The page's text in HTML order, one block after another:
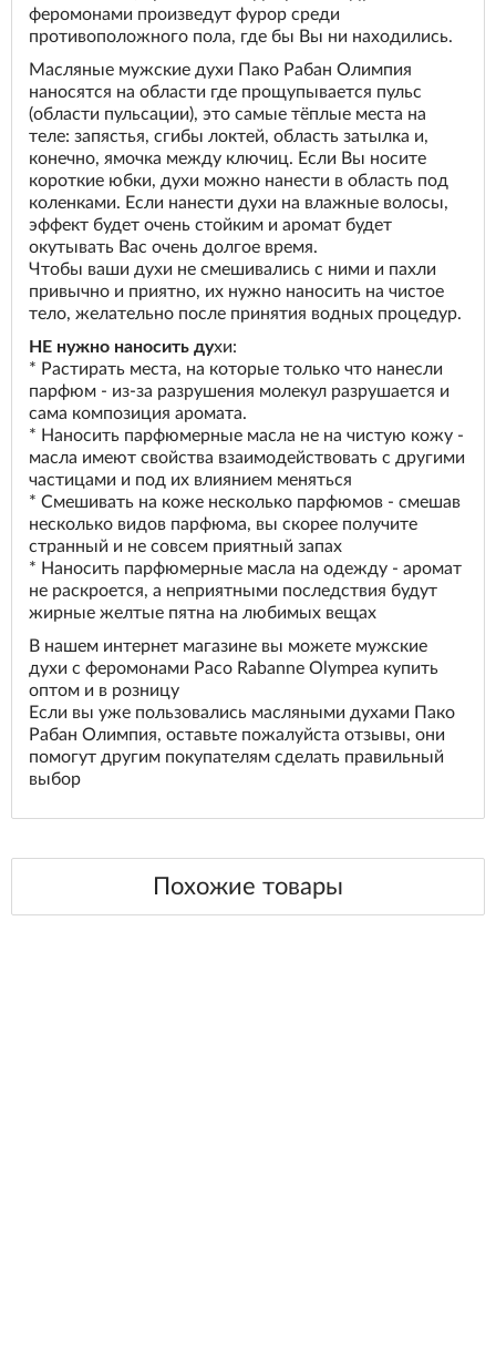
феромонами произведут фурор среди
противоположного пола, где бы Вы ни находились.
Масляные мужские духи Пако Рабан Олимпия
наносятся на области где прощупывается пульс
(области пульсации), это самые тёплые места на
теле: запястья, сгибы локтей, область затылка и,
конечно, ямочка между ключиц. Если Вы носите
короткие юбки, духи можно нанести в область под
коленками. Если нанести духи на влажные волосы,
эффект будет очень стойким и аромат будет
окутывать Вас очень долгое время.
Чтобы ваши духи не смешивались с ними и пахли
привычно и приятно, их нужно наносить на чистое
тело, желательно после принятия водных процедур.
НЕ нужно наносить духи:
* Растирать места, на которые только что нанесли
парфюм - из-за разрушения молекул разрушается и
сама композиция аромата.
* Наносить парфюмерные масла не на чистую кожу -
масла имеют свойства взаимодействовать с другими
частицами и под их влиянием меняться
* Смешивать на коже несколько парфюмов - смешав
несколько видов парфюма, вы скорее получите
странный и не совсем приятный запах
* Наносить парфюмерные масла на одежду - аромат
не раскроется, а неприятными последствия будут
жирные желтые пятна на любимых вещах
В нашем интернет магазине вы можете мужские
духи с феромонами Paco Rabanne Olympea купить
оптом и в розницу
Если вы уже пользовались масляными духами Пако
Рабан Олимпия, оставьте пожалуйста отзывы, они
помогут другим покупателям сделать правильный
выбор
Похожие товары